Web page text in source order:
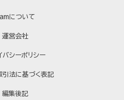
amについて
運営会社
バシーポリシー
引法に基づく表記
編集後記